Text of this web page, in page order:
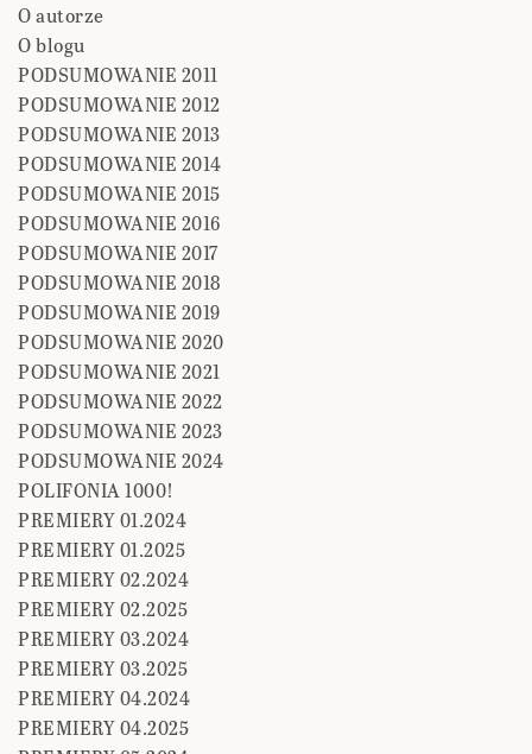
O autorze
O blogu
PODSUMOWANIE 2011
PODSUMOWANIE 2012
PODSUMOWANIE 2013
PODSUMOWANIE 2014
PODSUMOWANIE 2015
PODSUMOWANIE 2016
PODSUMOWANIE 2017
PODSUMOWANIE 2018
PODSUMOWANIE 2019
PODSUMOWANIE 2020
PODSUMOWANIE 2021
PODSUMOWANIE 2022
PODSUMOWANIE 2023
PODSUMOWANIE 2024
POLIFONIA 1000!
PREMIERY 01.2024
PREMIERY 01.2025
PREMIERY 02.2024
PREMIERY 02.2025
PREMIERY 03.2024
PREMIERY 03.2025
PREMIERY 04.2024
PREMIERY 04.2025